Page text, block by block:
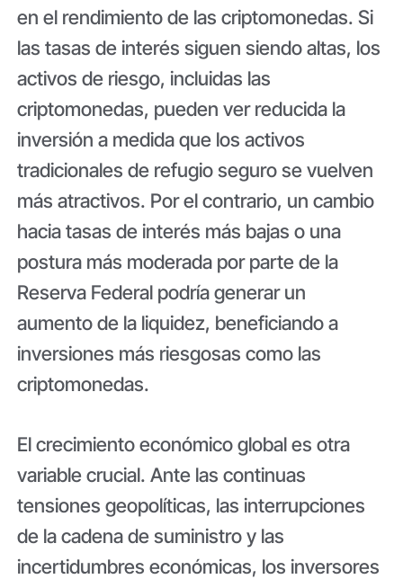
en el rendimiento de las criptomonedas. Si
las tasas de interés siguen siendo altas, los
activos de riesgo, incluidas las
criptomonedas, pueden ver reducida la
inversión a medida que los activos
tradicionales de refugio seguro se vuelven
más atractivos. Por el contrario, un cambio
hacia tasas de interés más bajas o una
postura más moderada por parte de la
Reserva Federal podría generar un
aumento de la liquidez, beneficiando a
inversiones más riesgosas como las
criptomonedas.
El crecimiento económico global es otra
variable crucial. Ante las continuas
tensiones geopolíticas, las interrupciones
de la cadena de suministro y las
incertidumbres económicas, los inversores